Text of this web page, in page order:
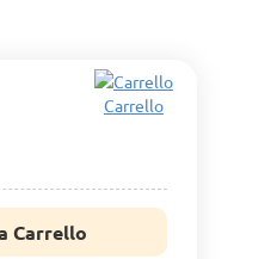
Carrello
Carrello